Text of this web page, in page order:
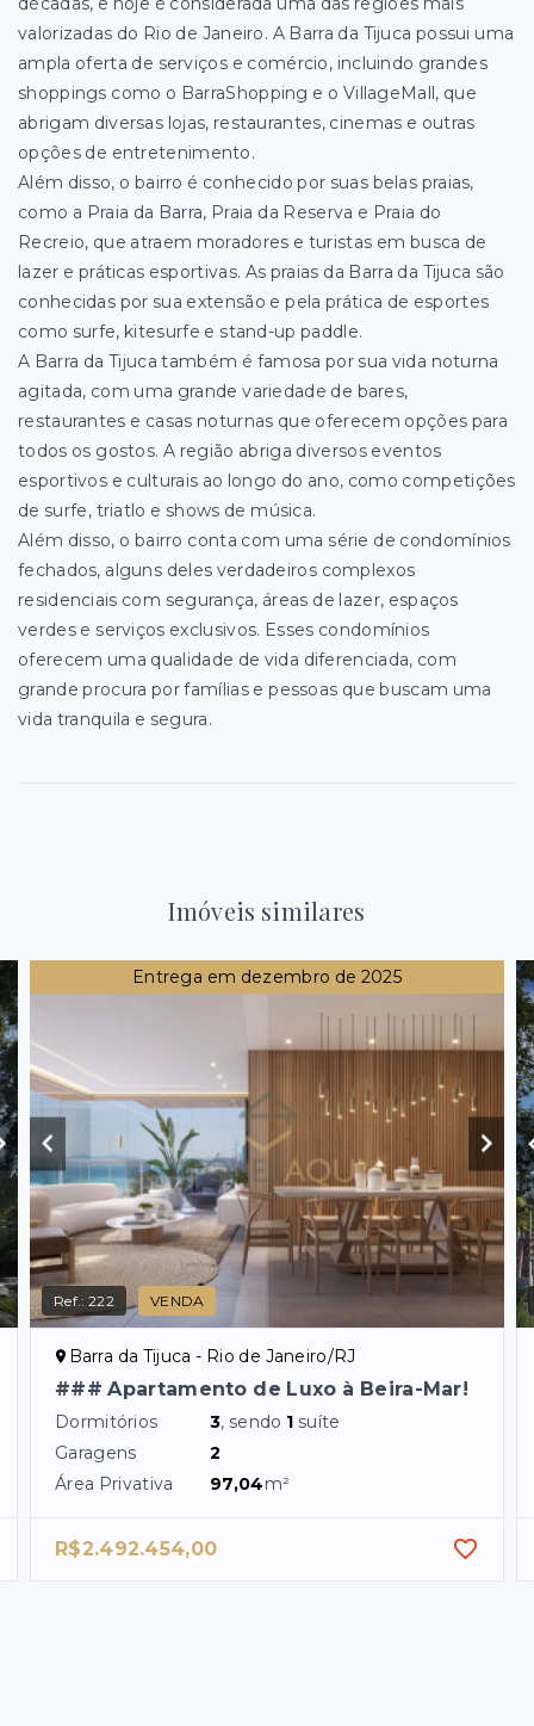
valorizadas do Rio de Janeiro. A Barra da Tijuca possui uma
ampla oferta de serviços e comércio, incluindo grandes
shoppings como o BarraShopping e o VillageMall, que
abrigam diversas lojas, restaurantes, cinemas e outras
opções de entretenimento.
Além disso, o bairro é conhecido por suas belas praias,
como a Praia da Barra, Praia da Reserva e Praia do
Recreio, que atraem moradores e turistas em busca de
lazer e práticas esportivas. As praias da Barra da Tijuca são
conhecidas por sua extensão e pela prática de esportes
como surfe, kitesurfe e stand-up paddle.
A Barra da Tijuca também é famosa por sua vida noturna
agitada, com uma grande variedade de bares,
restaurantes e casas noturnas que oferecem opções para
todos os gostos. A região abriga diversos eventos
esportivos e culturais ao longo do ano, como competições
de surfe, triatlo e shows de música.
Além disso, o bairro conta com uma série de condomínios
fechados, alguns deles verdadeiros complexos
residenciais com segurança, áreas de lazer, espaços
verdes e serviços exclusivos. Esses condomínios
oferecem uma qualidade de vida diferenciada, com
grande procura por famílias e pessoas que buscam uma
vida tranquila e segura.
Imóveis similares
Entrega em dezembro de 2025
Ref.:222 VENDA
Barra da Tijuca - Rio de Janeiro/RJ
### Apartamento de Luxo à Beira-Mar!
Dormitórios 3, sendo 1 suíte
Garagens
2
Área Privativa
97,04m²
R$2.492.454,00